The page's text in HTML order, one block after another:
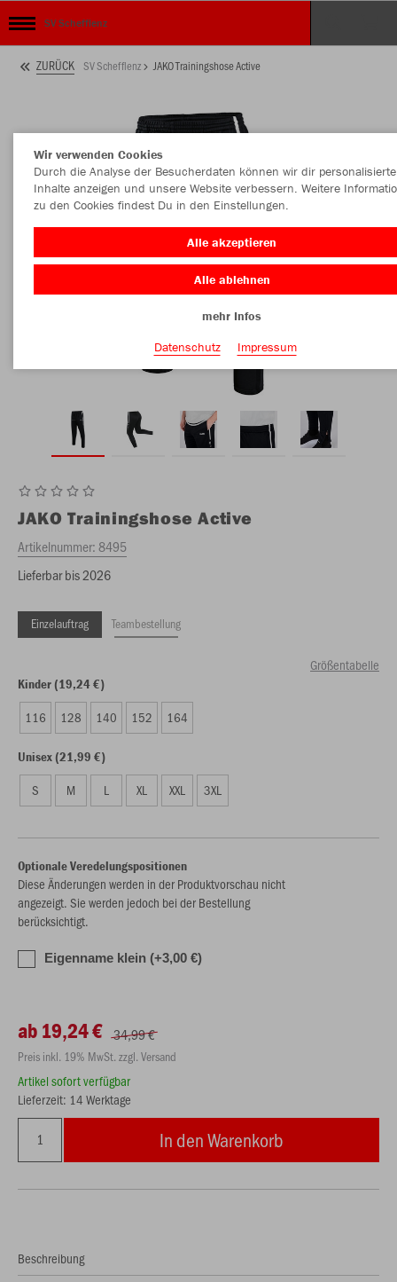
SV Schefflenz
ZURÜCK SV Schefflenz JAKO Trainingshose Active
JAKO Trainingshose Active
Artikelnummer:8495
Lieferbar bis 2026
Einzelauftrag Teambestellung
Größentabelle
Kinder (19,24 €)
116 128 140 152 164
Unisex (21,99 €)
S M L XL XXL 3XL
Optionale Veredelungspositionen
Diese Änderungen werden in der Produktvorschau nicht
angezeigt. Sie werden jedoch bei der Bestellung
berücksichtigt.
Eigenname klein (+3,00 €)
ab 19,24 € 34,99 €
Preis inkl. 19% MwSt. zzgl. Versand
Artikel sofort verfügbar
Lieferzeit: 14 Werktage
In den Warenkorb
Beschreibung
Wir verwenden Cookies
Durch die Analyse der Besucherdaten können wir dir personalisierte
Inhalte anzeigen und unsere Website verbessern. Weitere
zu den Cookies findest Du in den Einstellungen.
Alle akzeptieren
Alle ablehnen
mehr Infos
Datenschutz
Impressum